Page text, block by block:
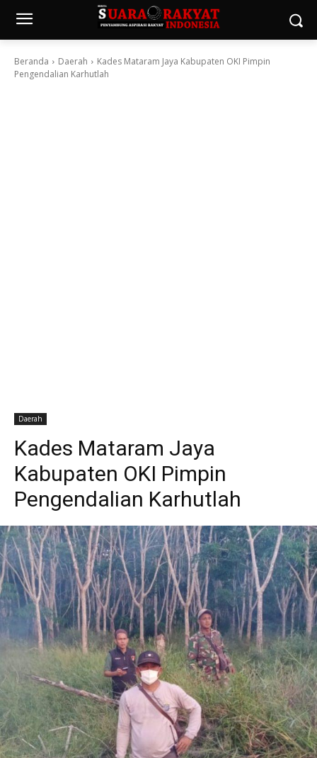
Beranda Daerah
Kades Mataram Jaya Kabupaten OKI Pimpin
Pengendalian Karhutlah
Daerah
Kades Mataram Jaya
Kabupaten OKI Pimpin
Pengendalian Karhutlah